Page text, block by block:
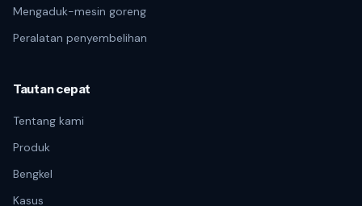
Mengaduk-mesin goreng
Peralatan penyembelihan
Tautan cepat
Tentang kami
Produk
Bengkel
Kasus